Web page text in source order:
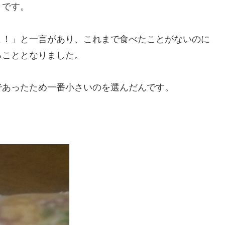
す。
」と一言があり、これまで食べたことがないのに
ととなりました。
ったため一番小さいのを選んだんです。